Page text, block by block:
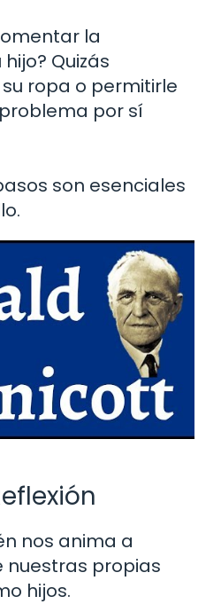
la
Quizás
ropa o permitirle
por sí
son esenciales
nos anima a
nuestras propias
hijos.